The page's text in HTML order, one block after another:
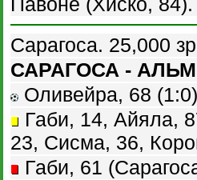
Сарагоса. 25,000
САРАГОСА -
Оливейра, 68
Габи, 14, Айяла,
23, Сисма, 36,
Габи, 61